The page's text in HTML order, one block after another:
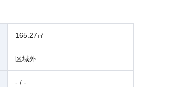
165.27㎡
区域外
- / -